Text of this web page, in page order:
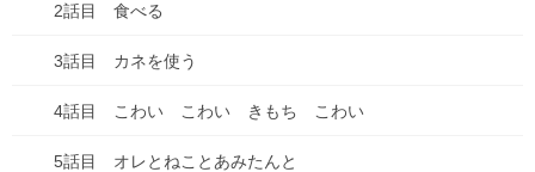
2話目 食べる
3話目 カネを使う
4話目 こわい こわい きもち こわい
5話目 オレとねことあみたんと